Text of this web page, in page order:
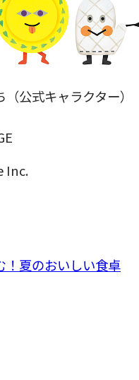
公式キャラクター）
Inc.
！夏のおいしい食卓